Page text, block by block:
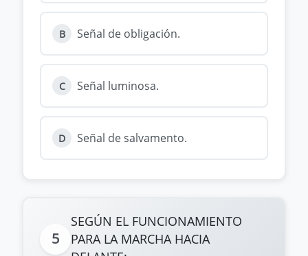
B Señal de obligación.
C Señal luminosa.
D Señal de salvamento.
5
SEGÚN EL FUNCIONAMIENTO
PARA LA MARCHA HACIA